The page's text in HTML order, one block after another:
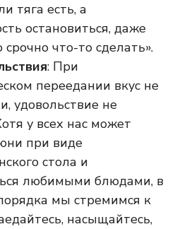
тяга есть, а
остановиться, даже
что-то сделать».
: При
переедании вкус не
удовольствие не
у всех нас может
при виде
стола и
любимыми блюдами, в
мы стремимся к
насыщайтесь,